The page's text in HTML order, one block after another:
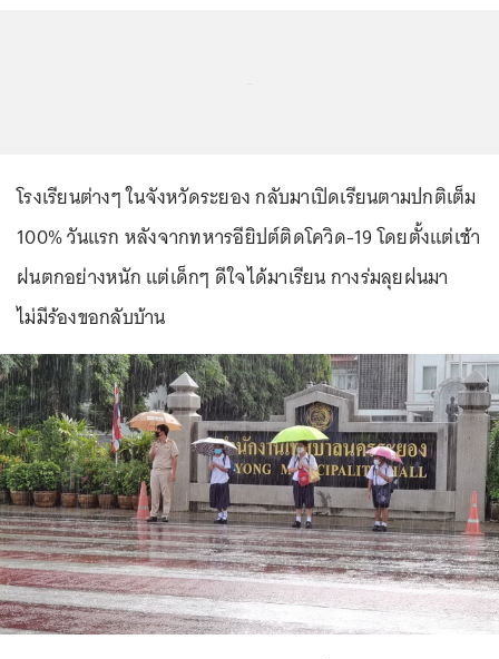
โรงเรียนต่างๆ ในจังหวัดระยอง กลับมาเปิดเรียนตามปกติเต็ม
100% วันแรก หลังจากทหารอียิปต์ติดโควิด-19 โดยตั้งแต่เช้า
ฝนตกอย่างหนัก แต่เด็กๆ ดีใจได้มาเรียน กางร่มลุยฝนมา
ไม่มีร้องขอกลับบ้าน